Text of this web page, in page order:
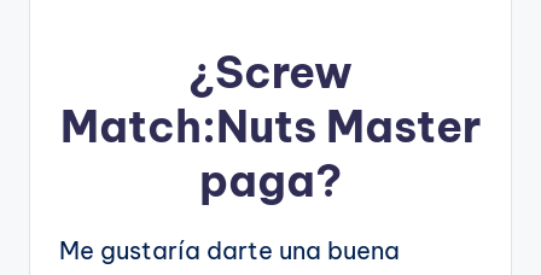
¿Screw
Match:Nuts Master
paga?
Me gustaría darte una buena